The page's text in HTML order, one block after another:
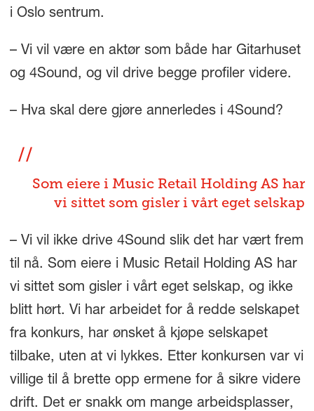
i Oslo sentrum.
– Vi vil være en aktør som både har Gitarhuset
og 4Sound, og vil drive begge profiler videre.
– Hva skal dere gjøre annerledes i 4Sound?
Som eiere i Music Retail Holding AS har
vi sittet som gisler i vårt eget selskap
– Vi vil ikke drive 4Sound slik det har vært frem
til nå. Som eiere i Music Retail Holding AS har
vi sittet som gisler i vårt eget selskap, og ikke
blitt hørt. Vi har arbeidet for å redde selskapet
fra konkurs, har ønsket å kjøpe selskapet
tilbake, uten at vi lykkes. Etter konkursen var vi
villige til å brette opp ermene for å sikre videre
drift. Det er snakk om mange arbeidsplasser,